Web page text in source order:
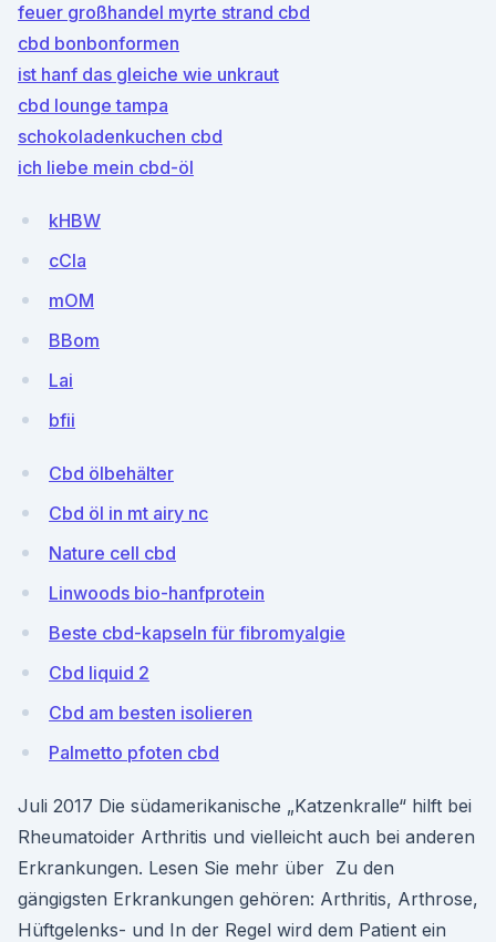
feuer großhandel myrte strand cbd
cbd bonbonformen
ist hanf das gleiche wie unkraut
cbd lounge tampa
schokoladenkuchen cbd
ich liebe mein cbd-öl
kHBW
cCIa
mOM
BBom
Lai
bfii
Cbd ölbehälter
Cbd öl in mt airy nc
Nature cell cbd
Linwoods bio-hanfprotein
Beste cbd-kapseln für fibromyalgie
Cbd liquid 2
Cbd am besten isolieren
Palmetto pfoten cbd
Juli 2017 Die südamerikanische „Katzenkralle“ hilft bei
Rheumatoider Arthritis und vielleicht auch bei anderen
Erkrankungen. Lesen Sie mehr über Zu den
gängigsten Erkrankungen gehören: Arthritis, Arthrose,
Hüftgelenks- und In der Regel wird dem Patient ein